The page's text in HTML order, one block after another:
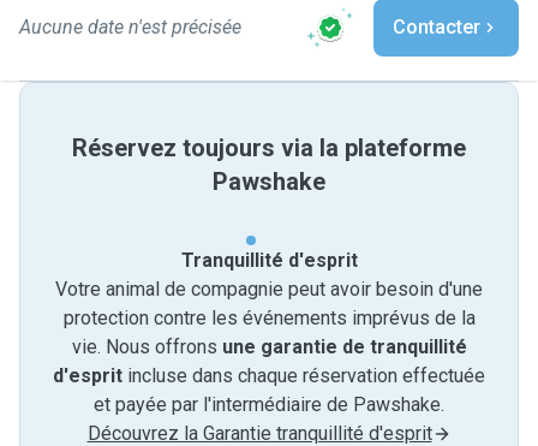
Aucune date n'est précisée Contacter
Réservez toujours via la plateforme
Pawshake
Tranquillité d'esprit
Votre animal de compagnie peut avoir besoin d'une
protection contre les événements imprévus de la
vie. Nous offrons une garantie de tranquillité
d'esprit incluse dans chaque réservation effectuée
et payée par l'intermédiaire de Pawshake.
Découvrez la Garantie tranquillité d'esprit